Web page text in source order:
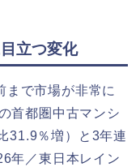
立つ変化
まで市場が非常に
首都圏中古マンシ
31.9％増）と3年連
年／東日本レイン